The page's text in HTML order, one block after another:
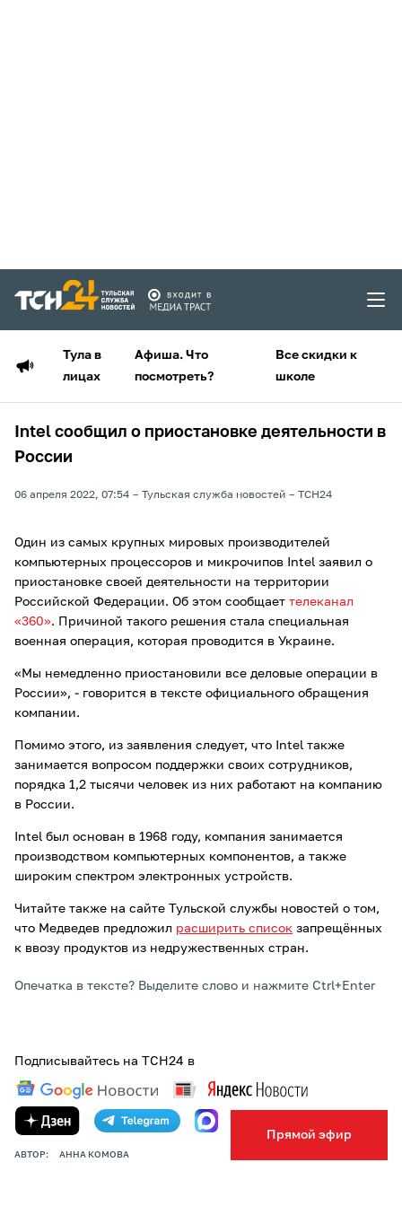
Тула в
лицах
Афиша. Что
посмотреть?
Все скидки к
школе
Прямой эфир
Intel сообщил о приостановке деятельности в
России
06 апреля 2022, 07:54 Тульская служба новостей ТСН24
Один из самых крупных мировых производителей
компьютерных процессоров и микрочипов Intel заявил о
приостановке своей деятельности на территории
Российской Федерации. Об этом сообщает телеканал
«360». Причиной такого решения стала специальная
военная операция, которая проводится в Украине.
«Мы немедленно приостановили все деловые операции в
России», - говорится в тексте официального обращения
компании.
Помимо этого, из заявления следует, что Intel также
занимается вопросом поддержки своих сотрудников,
порядка 1,2 тысячи человек из них работают на компанию
в России.
Intel был основан в 1968 году, компания занимается
производством компьютерных компонентов, а также
широким спектром электронных устройств.
Читайте также на сайте Тульской службы новостей о том,
что Медведев предложил расширить список запрещённых
к ввозу продуктов из недружественных стран.
Опечатка в тексте? Выделите слово и нажмите Ctrl+Enter
Подписывайтесь на ТСН24 в
АВТОР: АННА КОМОВА